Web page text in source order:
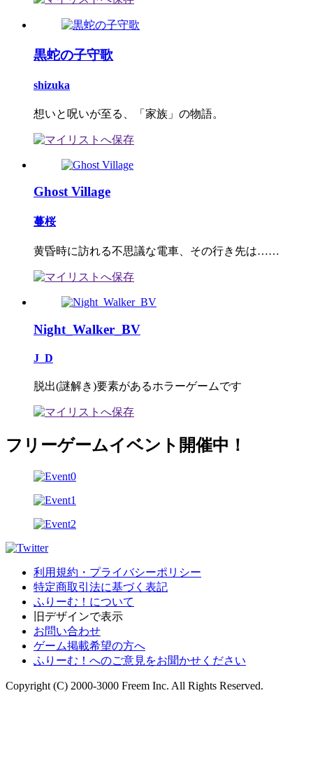
黒蛇の子守歌
shizuka
想いと呪いが至る、「家族」の物語。
Ghost Village
蔓桜
黄昏時に訪れる不思議な電車、その行き先は……
Night_Walker_BV
J_D
脱出(謎解き)要素があるホラーゲームです
フリーゲームイベント開催中！
利用規約・プライバシーポリシー
特定商取引法に基づく表記
ふりーむ！について
旧デザインで表示
お問い合わせ
ゲーム掲載希望の方へ
ふりーむ！へのご意見をお聞かせください
Copyright (C) 2000-3000 Freem Inc. All Rights Reserved.